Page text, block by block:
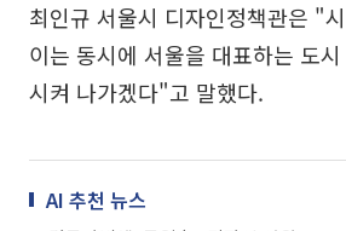
최인규 서울시 디자인정책관은 "
이는 동시에 서울을 대표하는 도
시켜 나가겠다"고 말했다.
AI 추천 뉴스